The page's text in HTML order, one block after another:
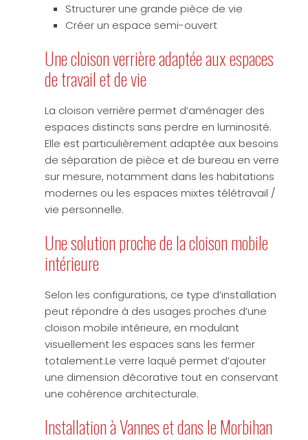
Structurer une grande pièce de vie
Créer un espace semi-ouvert
Une cloison verrière adaptée aux espaces
de travail et de vie
La cloison verrière permet d’aménager des
espaces distincts sans perdre en luminosité.
Elle est particulièrement adaptée aux besoins
de séparation de pièce et de bureau en verre
sur mesure, notamment dans les habitations
modernes ou les espaces mixtes télétravail /
vie personnelle.
Une solution proche de la cloison mobile
intérieure
Selon les configurations, ce type d’installation
peut répondre à des usages proches d’une
cloison mobile intérieure, en modulant
visuellement les espaces sans les fermer
totalement.Le verre laqué permet d’ajouter
une dimension décorative tout en conservant
une cohérence architecturale.
Installation à Vannes et dans le Morbihan